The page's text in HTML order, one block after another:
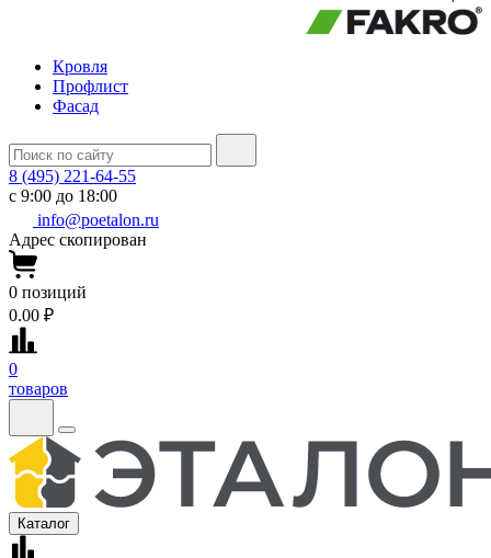
Кровля
Профлист
Фасад
8 (495) 221-64-55
с 9:00 до 18:00
info@poetalon.ru
Адрес скопирован
0 позиций
0.00 ₽
0
товаров
Каталог